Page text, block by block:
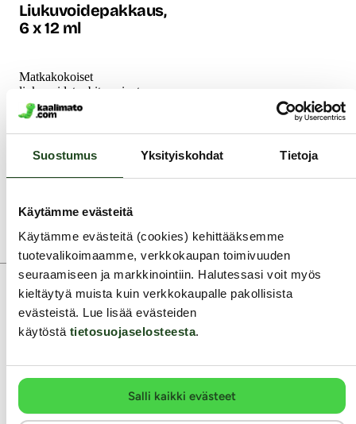
Suostumus Yksityiskohdat Tietoja
Käytämme evästeitä
Käytämme evästeitä (cookies) kehittääksemme
tuotevalikoimaamme, verkkokaupan toimivuuden
seuraamiseen ja markkinointiin. Halutessasi voit myös
kieltäytyä muista kuin verkkokaupalle pakollisista
evästeistä. Lue lisää evästeiden
käytöstä tietosuojaselosteesta.
Salli kaikki evästeet
Liukuvoidepakkaus,
6 x 12 ml
Matkakokoiset
liukuvoidetuubit sopivat
yllättäviin seksihetkiin sekä
nautinnollisiin ja jännittäviin
kokeiluihin. Skins-
tuotesarjan laadukkaat
liukuvoiteet sopivat myös
lahjaksi. Liukuvoidepakkaus
vesipohjaisen liukuvoiteen...
19.90 €
Asiakaspalvelu ark. 8 - 15
0400-380566
info@kaalimato.com
Noutopiste ja toimisto